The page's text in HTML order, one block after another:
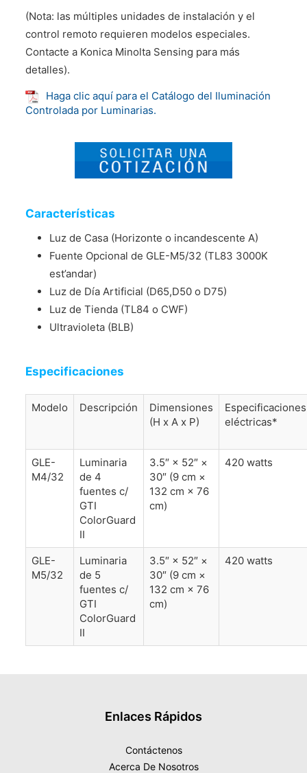
(Nota: las múltiples unidades de instalación y el
control remoto requieren modelos especiales.
Contacte a Konica Minolta Sensing para más
detalles).
Haga clic aquí para el Catálogo del Iluminación
Controlada por Luminarias.
Características
Luz de Casa (Horizonte o incandescente A)
Fuente Opcional de GLE-M5/32 (TL83 3000K
est’andar)
Luz de Día Artificial (D65,D50 o D75)
Luz de Tienda (TL84 o CWF)
Ultravioleta (BLB)
Especificaciones
Modelo Descripción
Dimensiones
(H x A x P)
Especificaciones
eléctricas*
GLE-
M4/32
Luminaria
de 4
fuentes c/
GTI
ColorGuard
II
3.5″ × 52″ ×
30″ (9 cm ×
132 cm × 76
cm)
420 watts
GLE-
M5/32
Luminaria
de 5
fuentes c/
GTI
ColorGuard
II
3.5″ × 52″ ×
30″ (9 cm ×
132 cm × 76
cm)
420 watts
Enlaces Rápidos
Contáctenos
Acerca De Nosotros